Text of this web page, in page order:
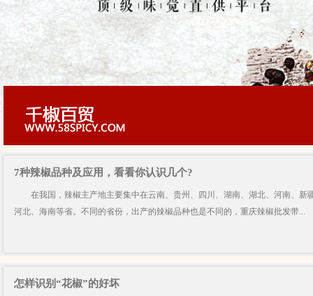
7种辣椒品种及应用，看看你认识几个?
在我国，辣椒主产地主要集中在云南、贵州、四川、湖南、湖北、河南、新
河北、海南等省。不同的省份，出产的辣椒品种也是不同的，重庆辣椒批发带...
怎样识别“花椒”的好坏